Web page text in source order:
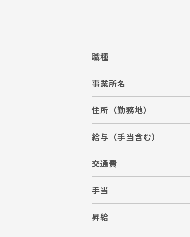
職種
事業所名
住所（勤務地）
給与（手当含む）
交通費
手当
昇給